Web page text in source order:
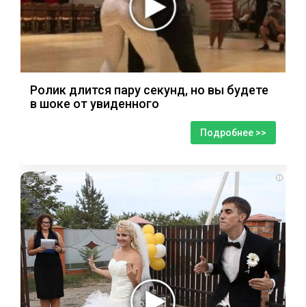
Ролик длится пару секунд, но вы будете
в шоке от увиденного
Подробнее >>
i